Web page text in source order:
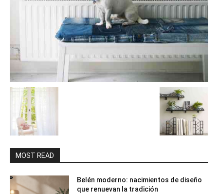
MOST READ
Belén moderno: nacimientos de diseño
que renuevan la tradición